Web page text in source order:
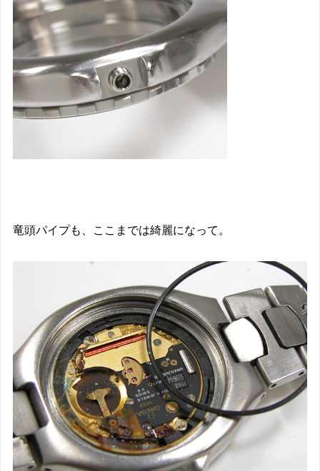
竜頭パイプも、ここまでは綺麗になって。